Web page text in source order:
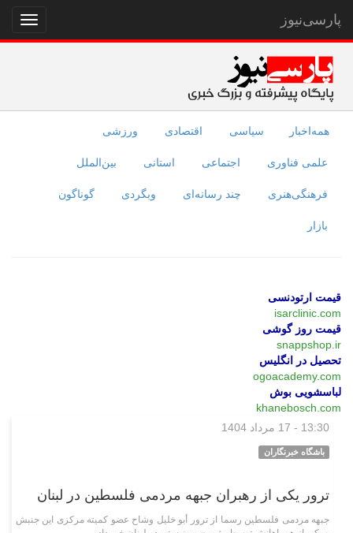
نمایش
منو
پارسی‌نیوز
همه‌اخبار سیاسی اقتصادی ورزشی
علمی فناوری اجتماعی استانی بین‌الملل
فرهنگی‌هنری چند رسانه‌ای وبگردی گوناگون
بازار
قیمت ارتودنسی
isarclinic.com
قیمت روز گوشی
snappshop.ir
تحصیل در انگلیس
ogoacademy.com
لباسشویی بوش
khanebosch.com
13:30 - 17 مرداد 1404
باشگاه خبرنگاران
ترور یکی از رهبران جبهه مردمی فلسطین در لبنان
جبهه مردمی فلسطین رسما از ترور أبو خلیل وشاح عضو کمیته مرکزی این جنبش